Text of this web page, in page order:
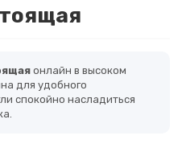
онлайн в высоком
для удобного
спокойно насладиться